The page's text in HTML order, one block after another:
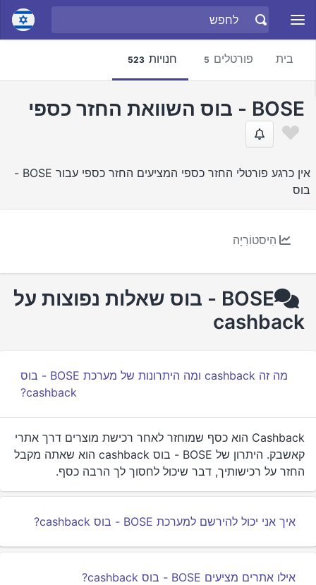
בית פורטלים 5 חנויות 523
BOSE - בוס השוואת החזר כספי
אין כרגע פורטלי החזר כספי המציעים החזר כספי עבור BOSE -
בוס
הִיסטוֹרִיָה
BOSE - בוס שאלות נפוצות על
cashback
מה זה cashback ומה היתרונות של מערכת BOSE - בוס
cashback?
Cashback הוא כסף שמוחזר לאחר רכישת מוצרים דרך אתרי
קאשבק. היתרון של BOSE - בוס cashback הוא שאתה מקבל
החזר על רכישותיך, דבר שיכול לחסוך לך הרבה כסף.
איך אני יכול להירשם למערכת BOSE - בוס cashback?
אילו אתרים מציעים BOSE - בוס cashback?